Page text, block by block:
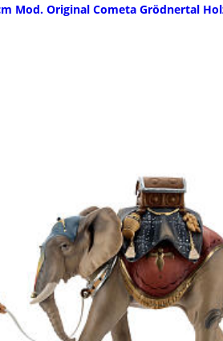
Mod. Original Cometa Grödnertal